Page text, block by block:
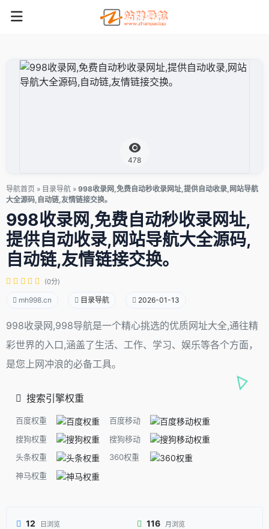
478
导航首页 » 目录导航 » 998收录网,免费自动秒收录网址,提供自动收录,网站导航
大全源码,自动链,友情链接交换。
998收录网,免费自动秒收录网址,
提供自动收录,网站导航大全源码,
自动链,友情链接交换。
(0分)
mh998.cn 目录导航 2026-01-13
998收录网,998导航是一个精心挑选的优质网址大全,通往精
彩世界的入口,涵盖了生活、工作、学习、娱乐等各个方面，
是您上网冲浪的必备工具。
搜索引擎权重
百度权重
百度移动
搜狗权重
搜狗移动
头条权重
360权重
神马权重
12 日浏览 116 月浏览